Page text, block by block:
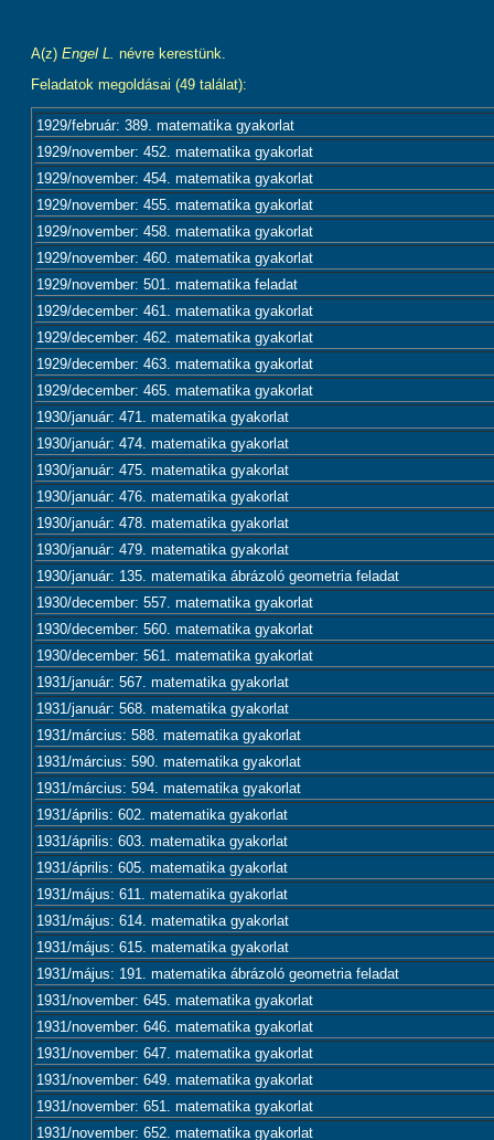
A(z) Engel L. névre kerestünk.
Feladatok megoldásai (49 találat):
1929/február: 389. matematika gyakorlat
1929/november: 452. matematika gyakorlat
1929/november: 454. matematika gyakorlat
1929/november: 455. matematika gyakorlat
1929/november: 458. matematika gyakorlat
1929/november: 460. matematika gyakorlat
1929/november: 501. matematika feladat
1929/december: 461. matematika gyakorlat
1929/december: 462. matematika gyakorlat
1929/december: 463. matematika gyakorlat
1929/december: 465. matematika gyakorlat
1930/január: 471. matematika gyakorlat
1930/január: 474. matematika gyakorlat
1930/január: 475. matematika gyakorlat
1930/január: 476. matematika gyakorlat
1930/január: 478. matematika gyakorlat
1930/január: 479. matematika gyakorlat
1930/január: 135. matematika ábrázoló geometria feladat
1930/december: 557. matematika gyakorlat
1930/december: 560. matematika gyakorlat
1930/december: 561. matematika gyakorlat
1931/január: 567. matematika gyakorlat
1931/január: 568. matematika gyakorlat
1931/március: 588. matematika gyakorlat
1931/március: 590. matematika gyakorlat
1931/március: 594. matematika gyakorlat
1931/április: 602. matematika gyakorlat
1931/április: 603. matematika gyakorlat
1931/április: 605. matematika gyakorlat
1931/május: 611. matematika gyakorlat
1931/május: 614. matematika gyakorlat
1931/május: 615. matematika gyakorlat
1931/május: 191. matematika ábrázoló geometria feladat
1931/november: 645. matematika gyakorlat
1931/november: 646. matematika gyakorlat
1931/november: 647. matematika gyakorlat
1931/november: 649. matematika gyakorlat
1931/november: 651. matematika gyakorlat
1931/november: 652. matematika gyakorlat